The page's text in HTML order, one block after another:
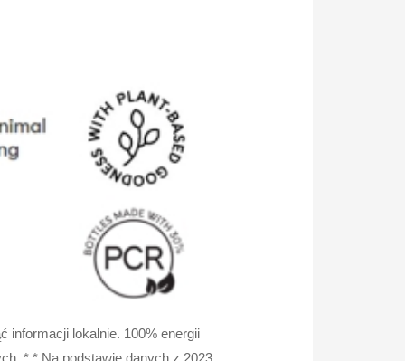
informacji lokalnie. 100% energii
* * Na podstawie danych z 2023